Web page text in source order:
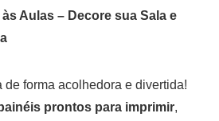
Aulas – Decore sua Sala e
de forma acolhedora e divertida!
prontos para imprimir,